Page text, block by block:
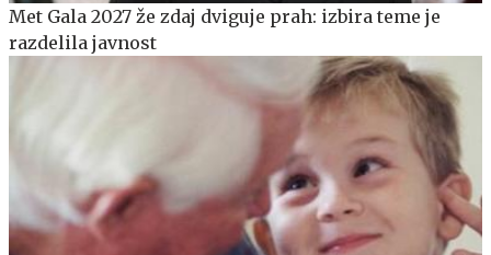
Met Gala 2027 že zdaj dviguje prah: izbira teme je
razdelila javnost